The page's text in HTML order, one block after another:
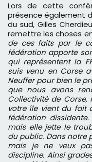
Lors de cette
présence également
du sud, Gilles
remettre les choses
de ces faits par le
fédération apporte
qui représentent la
suis venu en Corse
Neuffer pour bien le
que nous avons
Collectivité de
votre île vient du fait
fédération
mais elle jette le
du public. Dans notre
mais je ne veux
discipline. Ainsi